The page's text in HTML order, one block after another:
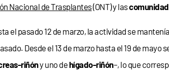
Nacional de Trasplantes(ONT) y las
el pasado 12 de marzo, la actividad se
Desde el 13 de marzo hasta el 19 de
riñóny uno dehígado-riñón–, lo que